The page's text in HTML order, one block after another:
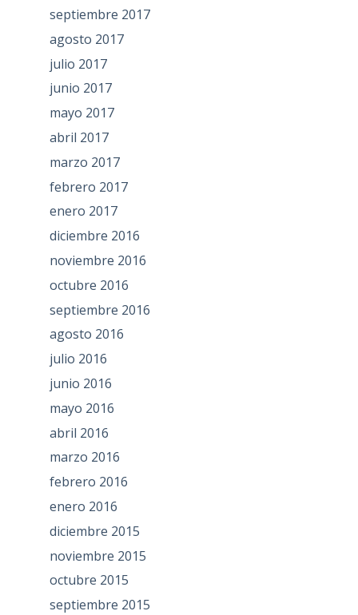
septiembre 2017
agosto 2017
julio 2017
junio 2017
mayo 2017
abril 2017
marzo 2017
febrero 2017
enero 2017
diciembre 2016
noviembre 2016
octubre 2016
septiembre 2016
agosto 2016
julio 2016
junio 2016
mayo 2016
abril 2016
marzo 2016
febrero 2016
enero 2016
diciembre 2015
noviembre 2015
octubre 2015
septiembre 2015